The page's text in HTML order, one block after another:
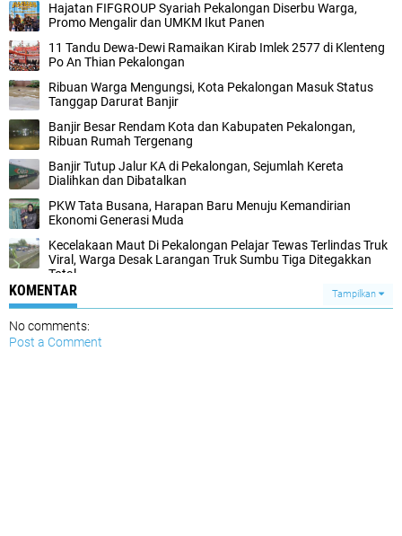
Hajatan FIFGROUP Syariah Pekalongan Diserbu Warga,
Promo Mengalir dan UMKM Ikut Panen
11 Tandu Dewa-Dewi Ramaikan Kirab Imlek 2577 di Klenteng
Po An Thian Pekalongan
Ribuan Warga Mengungsi, Kota Pekalongan Masuk Status
Tanggap Darurat Banjir
Banjir Besar Rendam Kota dan Kabupaten Pekalongan,
Ribuan Rumah Tergenang
Banjir Tutup Jalur KA di Pekalongan, Sejumlah Kereta
Dialihkan dan Dibatalkan
PKW Tata Busana, Harapan Baru Menuju Kemandirian
Ekonomi Generasi Muda
Kecelakaan Maut Di Pekalongan Pelajar Tewas Terlindas Truk
Viral, Warga Desak Larangan Truk Sumbu Tiga Ditegakkan
Total
KOMENTAR Tampilkan
No comments:
Post a Comment